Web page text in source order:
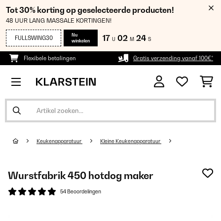
Tot 30% korting op geselecteerde producten!
48 UUR LANG MASSALE KORTINGEN!
FULLSWING30
Nu
winkelen
17 U 02 M 24 S
Flexibele betalingen Gratis verzending vanaf 100€*
Keukenapparatuur Kleine Keukenapparatuur
Wurstfabrik 450 hotdog maker
54 Beoordelingen